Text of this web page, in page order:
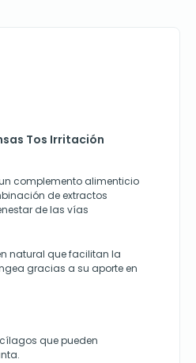
Tos Irritación
complemento alimenticio
de extractos
de las vías
natural que facilitan la
gracias a su aporte en
que pueden